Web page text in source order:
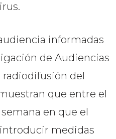
informadas
de Audiencias
del
que entre el
semana en que el
medidas